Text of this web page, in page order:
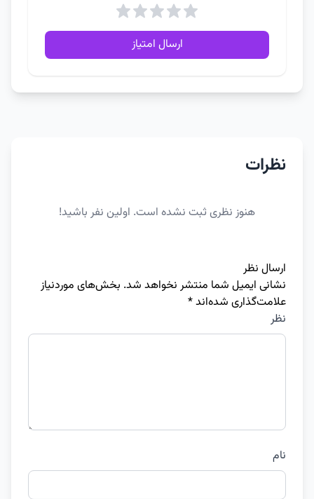
ارسال امتیاز
نظرات
هنوز نظری ثبت نشده است. اولین نفر باشید!
ارسال نظر
نشانی ایمیل شما منتشر نخواهد شد. بخش‌های موردنیاز
علامت‌گذاری شده‌اند*
نظر
نام